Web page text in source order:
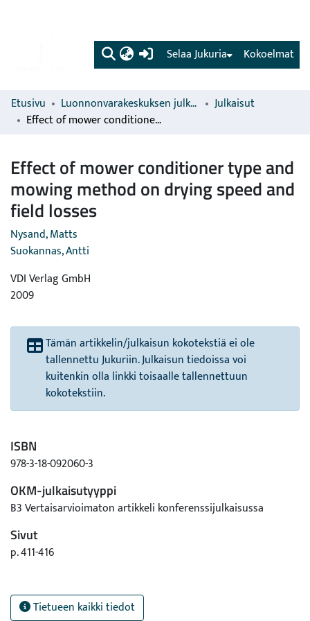
(current) Kokoelmat
Selaa Jukuria
Etusivu Luonnonvarakeskuksen julkaisut
Julkaisut
Effect of mower conditioner type and mowing method on drying speed and field losses
Effect of mower conditioner type and
mowing method on drying speed and
field losses
Nysand, Matts
Suokannas, Antti
VDI Verlag GmbH
2009
Tämän artikkelin/julkaisun kokotekstiä ei ole
tallennettu Jukuriin. Julkaisun tiedoissa voi
kuitenkin olla linkki toisaalle tallennettuun
kokotekstiin.
ISBN
978-3-18-092060-3
OKM-julkaisutyyppi
B3 Vertaisarvioimaton artikkeli konferenssijulkaisussa
Sivut
p. 411-416
Tietueen kaikki tiedot